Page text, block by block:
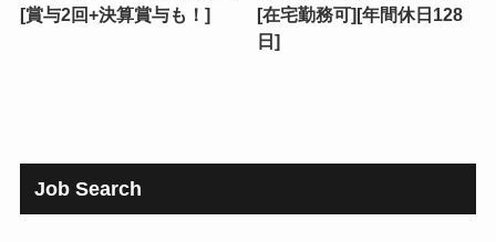
[賞与2回+決算賞与も！]
[在宅勤務可][年間休日128
日]
Job Search